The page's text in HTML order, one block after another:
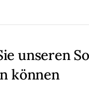
unseren
können